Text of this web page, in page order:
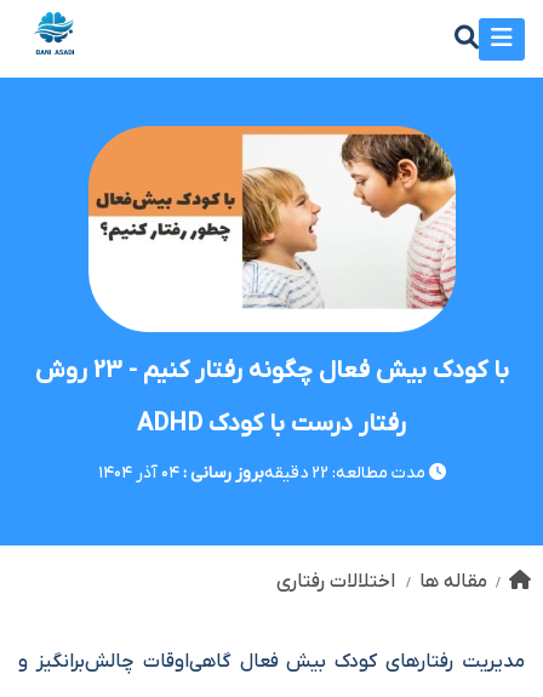
با کودک بیش فعال چگونه رفتار کنیم - 23 روش
رفتار درست با کودک ADHD
مدت مطالعه: 22 دقیقهبروز رسانی :۰۴ آذر ۱۴۰۴
مقاله ها اختلالات رفتاری
مدیریت رفتار‌های کودک بیش فعال گاهی‌اوقات چالش‌برانگیز و